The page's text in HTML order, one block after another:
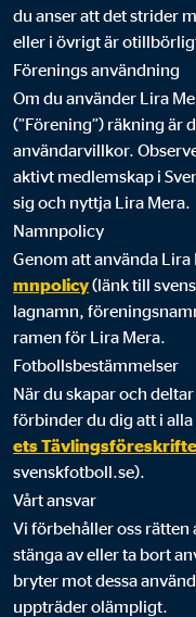
du anser att det strider
eller i övrigt är
Förenings användning
Om du använder Lira
(”Förening”) räkning är
användarvillkor.
aktivt medlemskap i
sig och nyttja Lira Mera.
Namnpolicy
Genom att använda
mnpolicy(länk till
lagnamn,
ramen för Lira Mera.
Fotbollsbestämmelser
När du skapar och
förbinder du dig att i
ets
svenskfotboll.se).
Vårt ansvar
Vi förbehåller oss
stänga av eller ta bort
bryter mot dessa
uppträder olämpligt.